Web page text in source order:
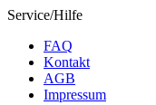
Service/Hilfe
FAQ
Kontakt
AGB
Impressum